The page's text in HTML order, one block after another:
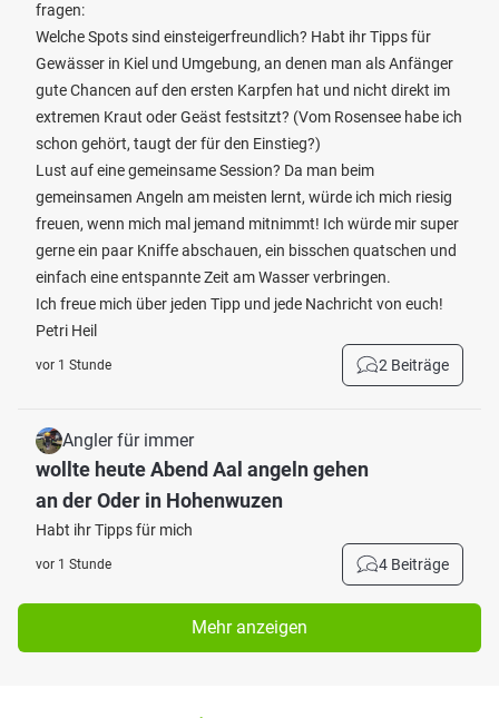
fragen:
Welche Spots sind einsteigerfreundlich? Habt ihr Tipps für
Gewässer in Kiel und Umgebung, an denen man als Anfänger
gute Chancen auf den ersten Karpfen hat und nicht direkt im
extremen Kraut oder Geäst festsitzt? (Vom Rosensee habe ich
schon gehört, taugt der für den Einstieg?)
Lust auf eine gemeinsame Session? Da man beim
gemeinsamen Angeln am meisten lernt, würde ich mich riesig
freuen, wenn mich mal jemand mitnimmt! Ich würde mir super
gerne ein paar Kniffe abschauen, ein bisschen quatschen und
einfach eine entspannte Zeit am Wasser verbringen.
Ich freue mich über jeden Tipp und jede Nachricht von euch!
Petri Heil
vor 1 Stunde 2 Beiträge
Angler für immer
wollte heute Abend Aal angeln gehen
an der Oder in Hohenwuzen
Habt ihr Tipps für mich
vor 1 Stunde 4 Beiträge
Mehr anzeigen